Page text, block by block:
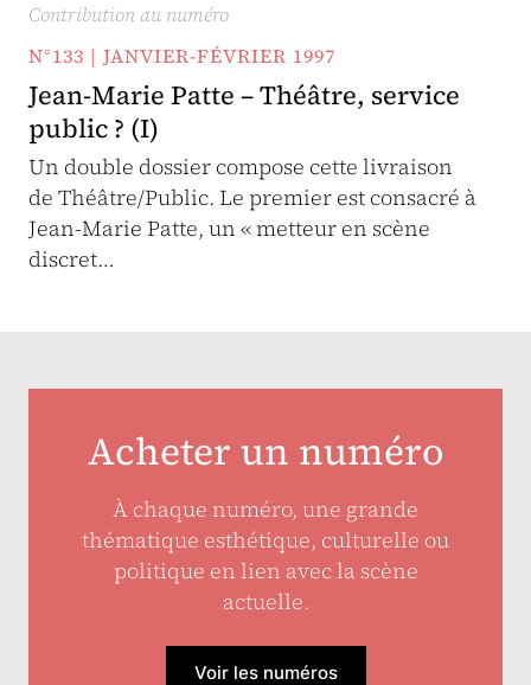
Contribution au numéro
N°133 | JANVIER-FÉVRIER 1997
Jean-Marie Patte – Théâtre, service
public ? (I)
Un double dossier compose cette livraison
de Théâtre/Public. Le premier est consacré à
Jean-Marie Patte, un « metteur en scène
discret…
Acheter un numéro
À chaque numéro, une grande
thématique esthétique, culturelle ou
politique en lien avec la scène
actuelle.
Voir les numéros